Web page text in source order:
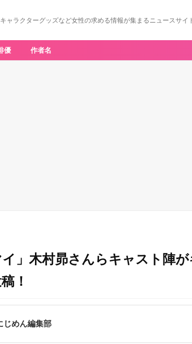
ャラクターグッズなど女性の求める情報が集まるニュースサイ
優 作者名
イ」木村昴さんらキャスト陣
！
じめん編集部